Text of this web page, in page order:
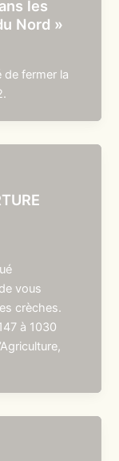
les
Nord »
de fermer la
vous
crèches.
à 1030